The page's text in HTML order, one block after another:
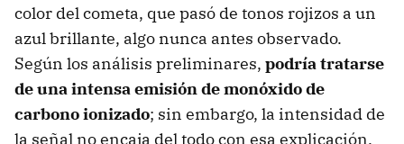
color del cometa, que pasó de tonos rojizos a un
azul brillante, algo nunca antes observado.
Según los análisis preliminares, podría tratarse
de una intensa emisión de monóxido de
carbono ionizado; sin embargo, la intensidad de
la señal no encaja del todo con esa explicación.